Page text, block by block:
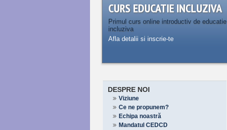
CURS EDUCATIE INCLUZIVA
Primul curs online introductiv de educatie
incluziva
Afla detalii si inscrie-te
DESPRE NOI
Viziune
Ce ne propunem?
Echipa noastră
Mandatul CEDCD